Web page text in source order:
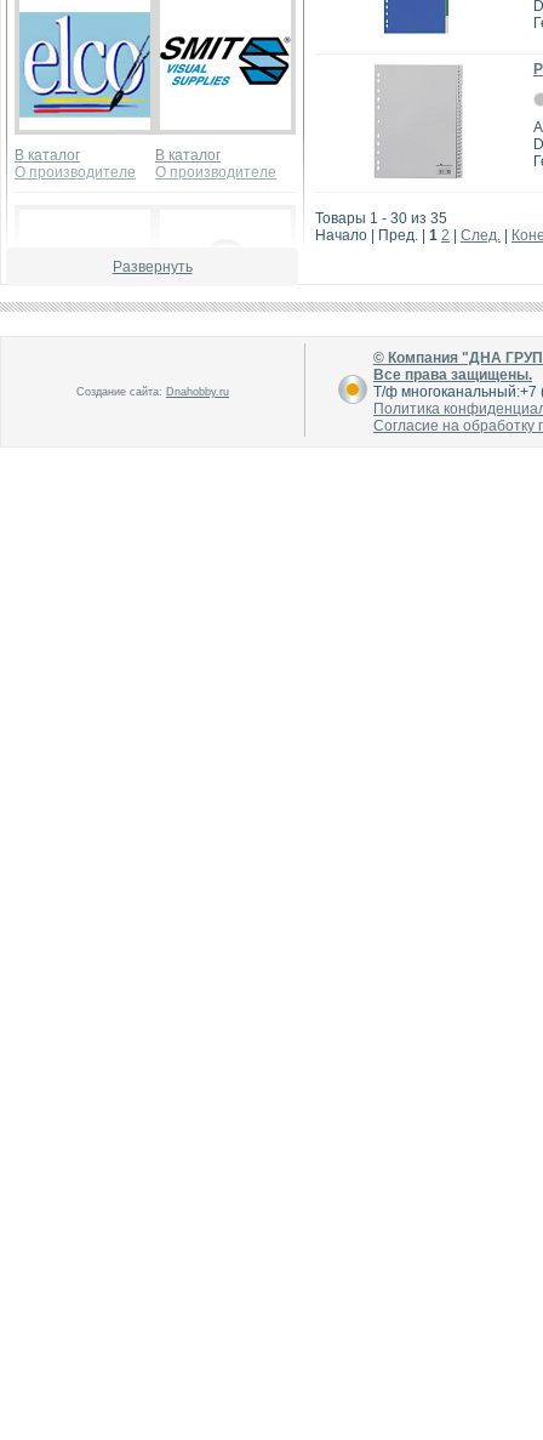
В каталог
О производителе
В каталог
О производителе
О производителе
О производителе
Развернуть
Товары 1 - 30 из 35
Начало | Пред. | 1 2 След.
Создание сайта: Dnahobby.ru
© Компания "ДНА
Все права защищены.
Т/ф
Политика
Согласие на